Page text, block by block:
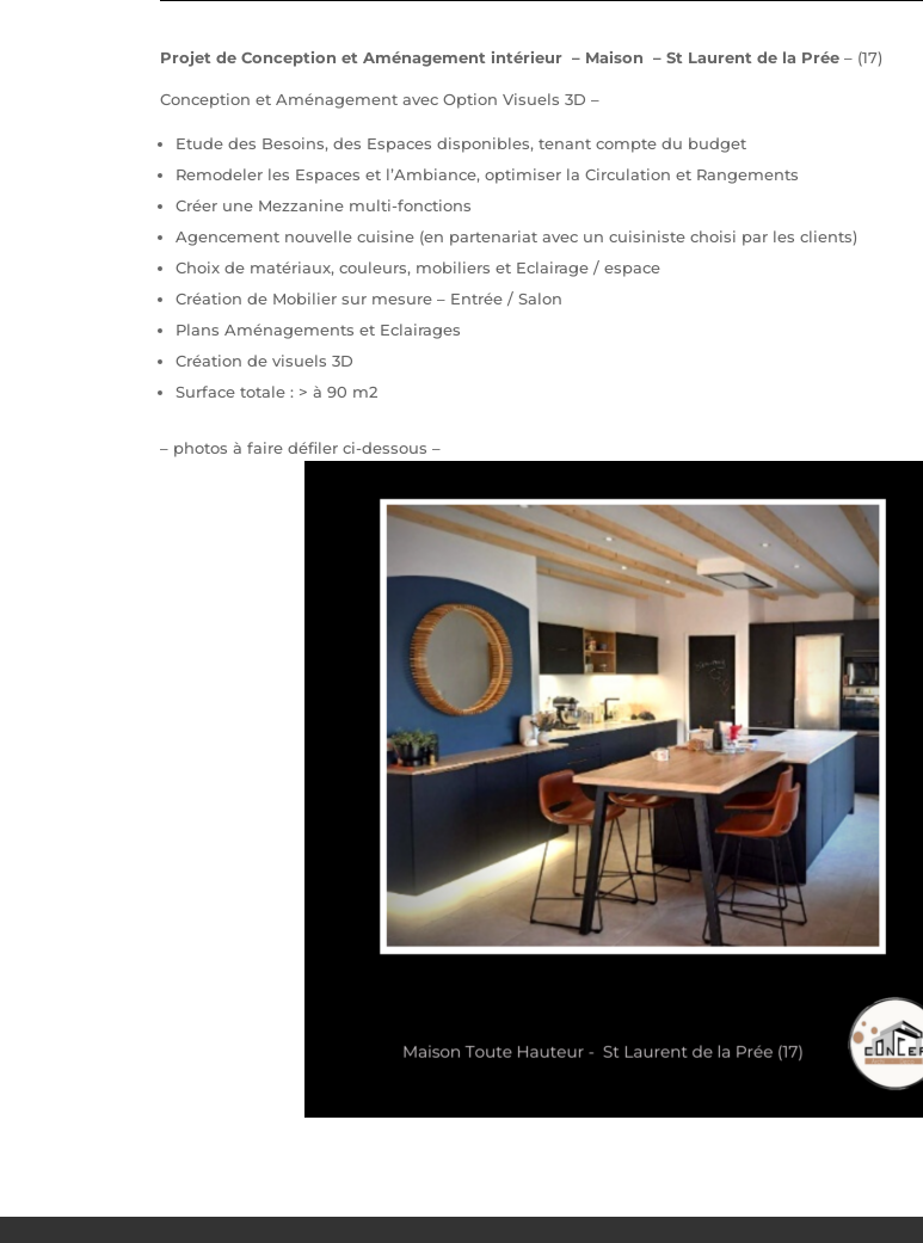
Projet de Conception et Aménagement intérieur – Maison – St Laurent de la Prée – (17)
Conception et Aménagement avec Option Visuels 3D –
Etude des Besoins, des Espaces disponibles, tenant compte du budget
Remodeler les Espaces et l’Ambiance, optimiser la Circulation et Rangements
Créer une Mezzanine multi-fonctions
Agencement nouvelle cuisine (en partenariat avec un cuisiniste choisi par les clients)
Choix de matériaux, couleurs, mobiliers et Eclairage / espace
Création de Mobilier sur mesure – Entrée / Salon
Plans Aménagements et Eclairages
Création de visuels 3D
Surface totale : > à 90 m2
– photos à faire défiler ci-dessous –